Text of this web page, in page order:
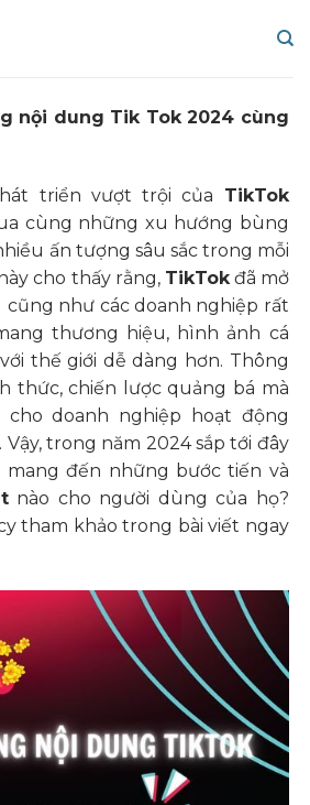
nội dung Tik Tok 2024 cùng
triển vượt trội của TikTok
cùng những xu hướng bùng
ấn tượng sâu sắc trong mỗi
cho thấy rằng, TikTokđã mở
cũng như các doanh nghiệp rất
thương hiệu, hình ảnh cá
thế giới dễ dàng hơn. Thông
thức, chiến lược quảng bá mà
cho doanh nghiệp hoạt động
trong năm 2024 sắp tới đây
mang đến những bước tiến và
nào cho người dùng của họ?
tham khảo trong bài viết ngay